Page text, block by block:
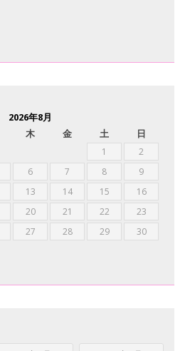
2026年8月
木 金 土 日
1
2
6 7 8
9
13 14 15
16
20 21 22
23
27 28 29
30